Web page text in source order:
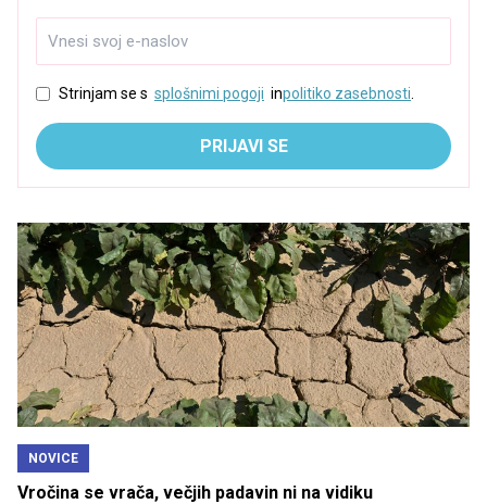
Strinjam se s splošnimi pogoji inpolitiko zasebnosti.
PRIJAVI SE
NOVICE
Vročina se vrača, večjih padavin ni na vidiku